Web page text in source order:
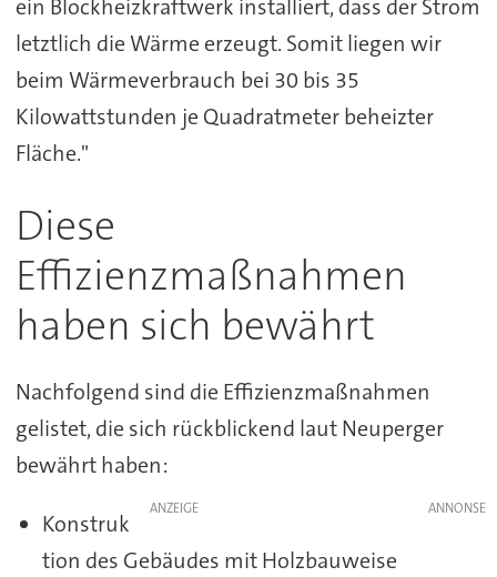
ein Blockheizkraftwerk installiert, dass der Strom
letztlich die Wärme erzeugt. Somit liegen wir
beim Wärmeverbrauch bei 30 bis 35
Kilowattstunden je Quadratmeter beheizter
Fläche."
Diese
Effizienzmaßnahmen
haben sich bewährt
Nachfolgend sind die Effizienzmaßnahmen
gelistet, die sich rückblickend laut Neuperger
bewährt haben:
ANZEIGE
Konstruk
tion des Gebäudes mit Holzbauweise